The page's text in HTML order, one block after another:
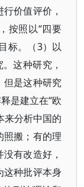
价值评价，
按照以“四要
标。（3）以
这种研究，
但是这种研究
是建立在“欧
来分析中国的
照搬；有的理
有改造好，
种批评本身